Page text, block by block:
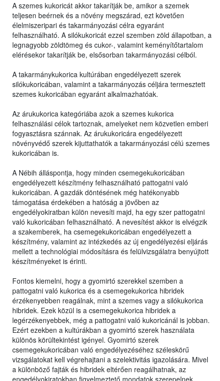
A szemes kukoricát akkor takarítják be, amikor a szemek
teljesen beérnek és a növény megszárad, ezt követően
élelmiszeripari és takarmányozási célra egyaránt
felhasználható. A silókukoricát ezzel szemben zöld állapotban, a
legnagyobb zöldtömeg és cukor-, valamint keményítőtartalom
elérésekor takarítják be, elsősorban takarmányozási célból.
A takarmánykukorica kultúrában engedélyezett szerek
silókukoricában, valamint a takarmányozás céljára termesztett
szemes kukoricában egyaránt alkalmazhatóak.
Az árukukorica kategóriába azok a szemes kukorica
felhasználási célok tartoznak, amelyeket nem közvetlen emberi
fogyasztásra szánnak. Az árukukoricára engedélyezett
növényvédő szerek kijuttathatók a takarmányozási célú szemes
kukoricában is.
A Nébih álláspontja, hogy minden csemegekukoricában
engedélyezett készítmény felhasználható pattogatni való
kukoricában. A gazdák döntésének még hatékonyabb
támogatása érdekében a hatóság a jövőben az
engedélyokiratban külön nevesíti majd, ha egy szer pattogatni
való kukoricában felhasználható. A nevesítést akkor is elvégzik
a szakemberek, ha csemegekukoricában engedélyezett a
készítmény, valamint az intézkedés az új engedélyezési eljárás
mellett a technológiai módosításra és felülvizsgálatra benyújtott
készítményeket is érinti.
Fontos kiemelni, hogy a gyomirtó szerekkel szemben a
pattogatni való kukorica és a csemegekukorica hibridek
érzékenyebben reagálnak, mint a szemes vagy a silókukorica
hibridek. Ezek közül is a csemegekukorica hibridek a
legérzékenyebbek, még a pattogatni való kukoricánál is jobban.
Ezért ezekben a kultúrákban a gyomirtó szerek használata
különös körültekintést igényel. Gyomirtó szerek
csemegekukoricában való engedélyezéséhez széleskörű
vizsgálatokat kell végrehajtani a szelektivitás igazolására. Mivel
a különböző fajták és hibridek eltérően reagálhatnak, az